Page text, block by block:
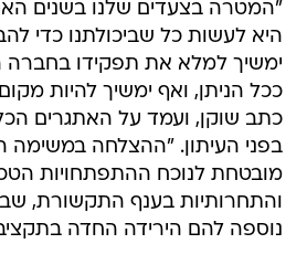
"המטרה בצעדים שלנו בשנים
היא לעשות כל שביכולתנו כדי
ימשיך למלא את תפקידו בחברה
ככל הניתן, ואף ימשיך להיות
כתב שוקן, ועמד על האתגרים
בפני העיתון. "ההצלחה במשימה
מובטחת לנוכח ההתפתחויות
והתחרותיות בענף התקשורת,
נוספה להם הירידה החדה